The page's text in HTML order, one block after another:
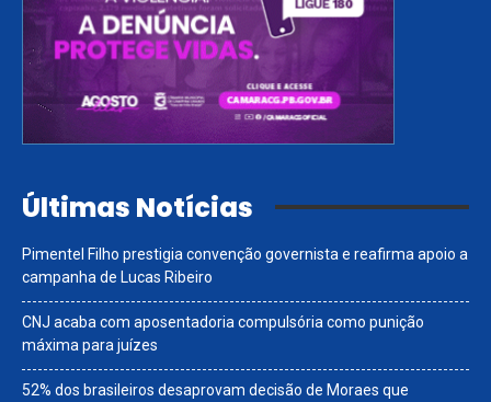
Últimas Notícias
Pimentel Filho prestigia convenção governista e reafirma apoio a
campanha de Lucas Ribeiro
CNJ acaba com aposentadoria compulsória como punição
máxima para juízes
52% dos brasileiros desaprovam decisão de Moraes que